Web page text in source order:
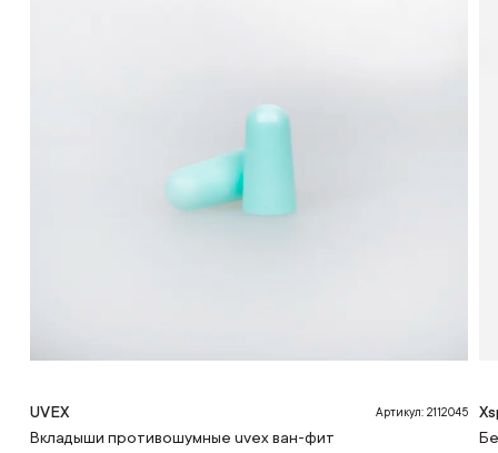
UVEX Артикул: 2112045
Вкладыши противошумные uvex ван-фит